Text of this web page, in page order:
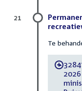
Te
-
21